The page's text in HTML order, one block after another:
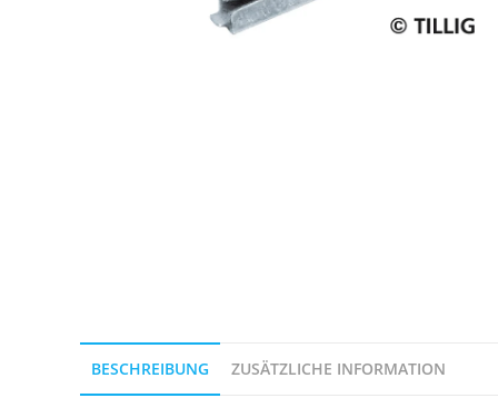
BESCHREIBUNG ZUSÄTZLICHE INFORMATION